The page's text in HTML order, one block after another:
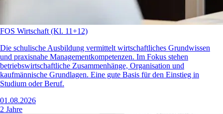
FOS Wirtschaft (Kl. 11+12)
Die schulische Ausbildung vermittelt wirtschaftliches Grundwissen
und praxisnahe Managementkompetenzen. Im Fokus stehen
betriebswirtschaftliche Zusammenhänge, Organisation und
kaufmännische Grundlagen. Eine gute Basis für den Einstieg in
Studium oder Beruf.
01.08.2026
2 Jahre